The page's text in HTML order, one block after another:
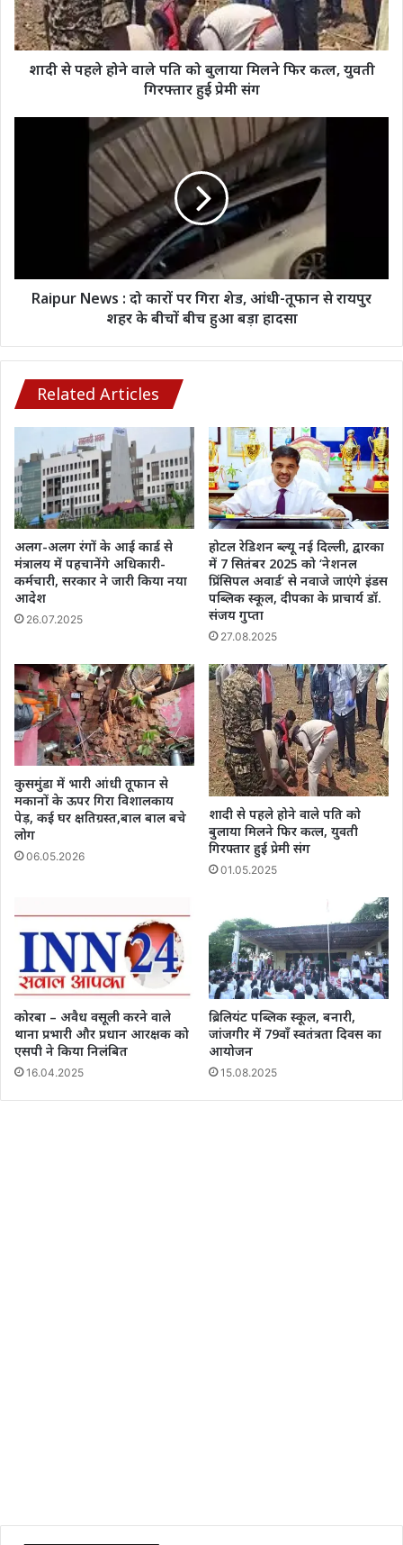
को
बुलाया
मिलने
फिरशादी से पहले होने वाले पति को बुलाया मिलने फिर कत्ल, युवती
गिरफ्तार हुई प्रेमी संग
आंधी-
तूफान
बीचों
बीच
हुआ
हादसा
Raipur News : दो कारों पर गिरा शेड, आंधी-तूफान से रायपुर
शहर के बीचों बीच हुआ बड़ा हादसा
Related Articles
अलग-अलग रंगों के आई कार्ड से
मंत्रालय में पहचानेंगे अधिकारी-
कर्मचारी, सरकार ने जारी किया नया
आदेश
26.07.2025
होटल रेडिशन ब्ल्यू नई दिल्ली, द्वारका
में 7 सितंबर 2025 को ‘नेशनल
प्रिंसिपल अवार्ड’ से नवाजे जाएंगे इंडस
पब्लिक स्कूल, दीपका के प्राचार्य डॉ.
संजय गुप्ता
27.08.2025
कुसमुंडा में भारी आंधी तूफान से
मकानों के ऊपर गिरा विशालकाय
पेड़, कई घर क्षतिग्रस्त,बाल बाल बचे
लोग
06.05.2026
शादी से पहले होने वाले पति को
बुलाया मिलने फिर कत्ल, युवती
गिरफ्तार हुई प्रेमी संग
01.05.2025
कोरबा – अवैध वसूली करने वाले
थाना प्रभारी और प्रधान आरक्षक को
एसपी ने किया निलंबित
16.04.2025
ब्रिलियंट पब्लिक स्कूल, बनारी,
जांजगीर में 79वाँ स्वतंत्रता दिवस का
आयोजन
15.08.2025